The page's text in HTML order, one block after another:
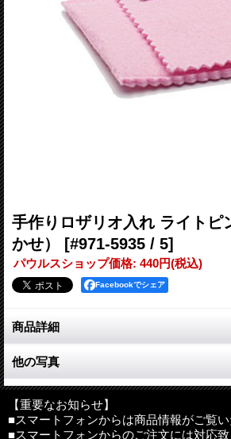
手作りロザリオ入れ ライトピ
かせ）
[#971-5935 / 5]
パウルスショップ価格: 440円(税込)
Facebookでシェア
商品詳細
手作りのロザリオ入れ。大切なロザリオ
絵柄の刺繍はおまかせとなります。
サイズ：約7×7.8cm
材質：フェルト
他の写真
【重要なお知らせ】
■スマートフォンからは商品情報がご覧い
■スマートフォンからのご注文には対応